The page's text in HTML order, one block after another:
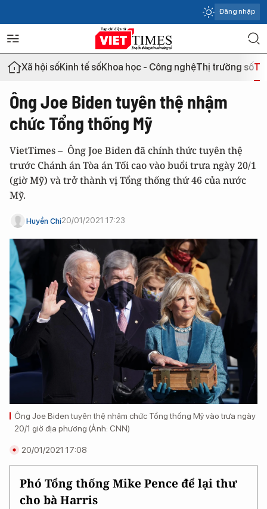
Đăng nhập
Xã hội sốKinh tế sốKhoa học - Công nghệThị trường số
Ông Joe Biden tuyên thệ nhậm
chức Tổng thống Mỹ
VietTimes – Ông Joe Biden đã chính thức tuyên thệ
trước Chánh án Tòa án Tối cao vào buổi trưa ngày 20/1
(giờ Mỹ) và trở thành vị Tổng thống thứ 46 của nước
Mỹ.
Huyền Chi20/01/2021 17:23
Ông Joe Biden tuyên thệ nhậm chức Tổng thống Mỹ vào trưa ngày
20/1 giờ địa phương (Ảnh: CNN)
20/01/2021 17:08
Phó Tổng thống Mike Pence để lại thư
cho bà Harris